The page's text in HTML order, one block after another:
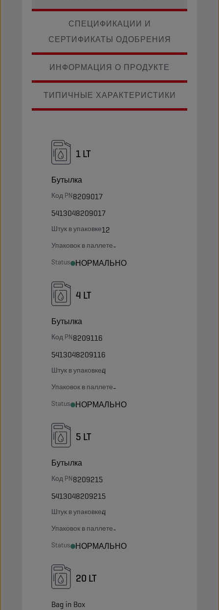
СПЕЦИФИКАЦИИ И
СЕРТИФИКАТЫ ОДОБРЕНИЯ
ИНФОРМАЦИЯ О ПРОДУКТЕ
ТИПИЧНЫЕ ХАРАКТЕРИСТИКИ
1 LT
Бутылка
Код PN8209017
5413048209017
Штук в упаковке12
Упаковок в паллете-
Status НОРМАЛЬНО
4 LT
Бутылка
Код PN8209116
5413048209116
Штук в упаковке4
Упаковок в паллете-
Status НОРМАЛЬНО
5 LT
Бутылка
Код PN8209215
5413048209215
Штук в упаковке4
Упаковок в паллете-
Status НОРМАЛЬНО
20 LT
Bag in Box